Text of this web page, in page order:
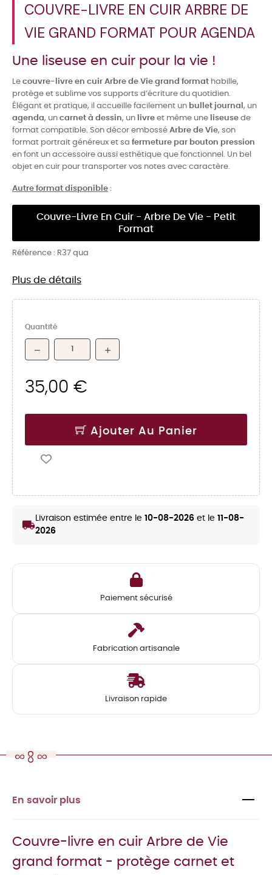
COUVRE-LIVRE EN CUIR ARBRE DE
VIE GRAND FORMAT POUR AGENDA
Une liseuse en cuir pour la vie !
Le couvre-livre en cuir Arbre de Vie grand format habille,
protège et sublime vos supports d’écriture du quotidien.
Élégant et pratique, il accueille facilement un bullet journal , un
agenda, un carnet à dessin, un livre et même une liseuse de
format compatible. Son décor embossé Arbre de Vie, son
format portrait généreux et sa fermeture par bouton pression
en font un accessoire aussi esthétique que fonctionnel. Un bel
objet en cuir pour transporter vos notes avec caractère.
Autre format disponible :
Couvre-Livre En Cuir - Arbre De Vie - Petit
Format
Référence : R37 qua
Plus de détails
Quantité
35,00 €
Ajouter Au Panier
local_shipping Livraison estimée entre le 10-08-2026 et le 11-08-
2026
Paiement sécurisé
Fabrication artisanale
Livraison rapide
En savoir plus
Couvre-livre en cuir Arbre de Vie
grand format - protège carnet et